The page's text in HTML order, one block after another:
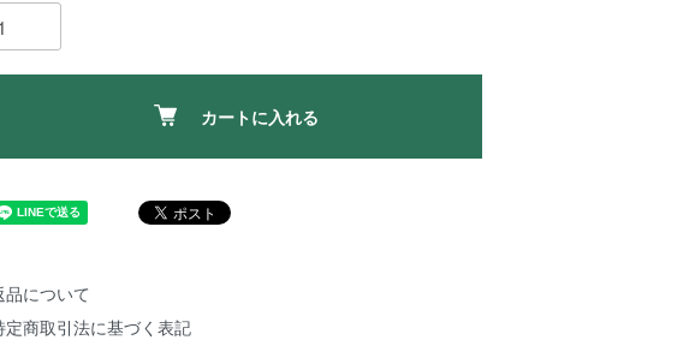
カートに入れる
品について
定商取引法に基づく表記